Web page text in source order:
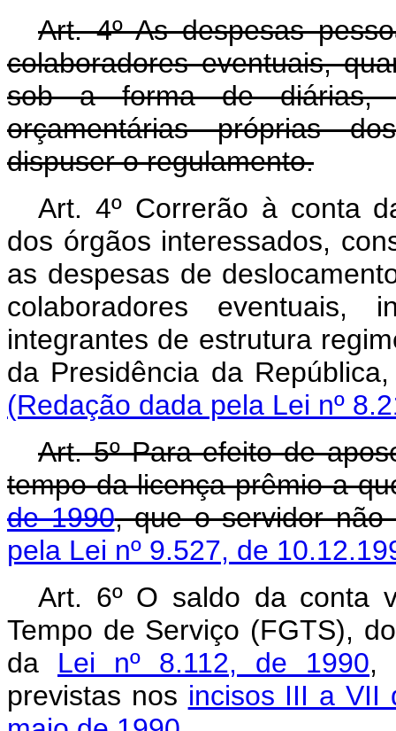
Art. 4º As despesas
colaboradores eventuais,
sob a forma de diárias,
orçamentárias próprias
dispuser o regulamento.
Art. 4º Correrão à conta
dos órgãos interessados,
as despesas de
colaboradores eventuais,
integrantes de estrutura
da Presidência da
(Redação dada pela Lei nº
Art. 5º Para efeito de
tempo da licença-prêmio a
de 1990, que o servidor não
pela Lei nº 9.527, de
Art. 6º O saldo da conta
Tempo de Serviço (FGTS),
da Lei nº 8.112, de 1990,
previstas nos incisos III a VII